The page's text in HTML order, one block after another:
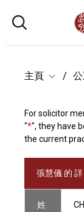
主頁
For solicitor
"*", they have
the current
張慧儀 的
姓